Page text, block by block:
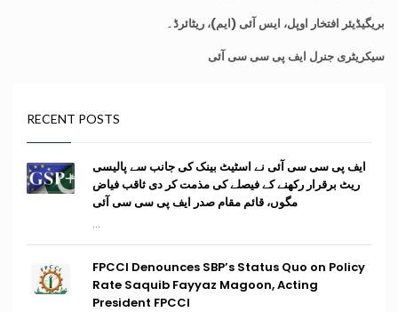
بریگیڈیئر افتخار اوپل، ایس آئی (ایم)، ریٹائرڈ۔
سیکریٹری جنرل ایف پی سی سی آئی
RECENT POSTS
ایف پی سی سی آئی نے اسٹیٹ بینک کی جانب سے پالیسی
ریٹ برقرار رکھنے کے فیصلے کی مذمت کر دی ثاقب فیاض
مگوں، قائم مقام صدر ایف پی سی سی آئی
...
FPCCI Denounces SBP’s Status Quo on Policy
Rate Saquib Fayyaz Magoon, Acting
President FPCCI